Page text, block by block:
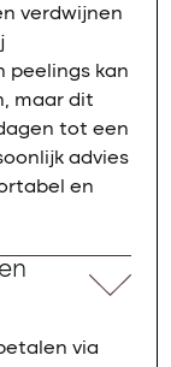
verdwijnen
peelings kan
maar dit
tot een
advies
en
via